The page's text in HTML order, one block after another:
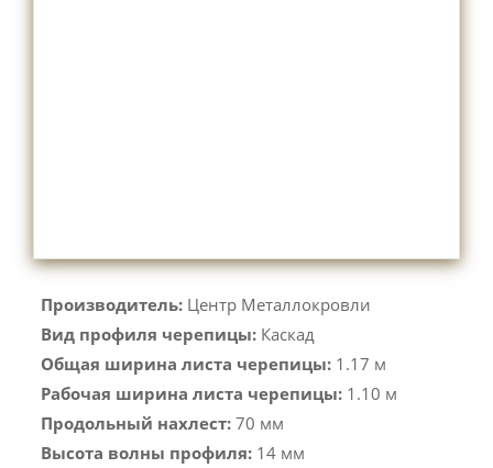
Производитель: Центр Металлокровли
Вид профиля черепицы: Каскад
Общая ширина листа черепицы: 1.17 м
Рабочая ширина листа черепицы: 1.10 м
Продольный нахлест: 70 мм
Высота волны профиля: 14 мм